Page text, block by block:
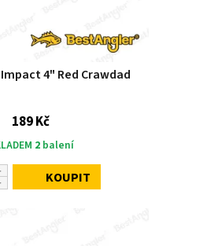
4" Red Crawdad
189 Kč
2balení
KOUPIT